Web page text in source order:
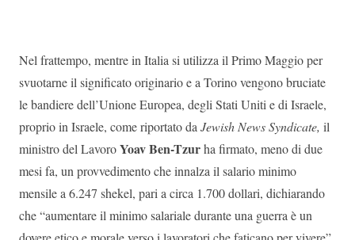
Nel frattempo, mentre in Italia si utilizza il Primo Maggio per
svuotarne il significato originario e a Torino vengono bruciate
le bandiere dell’Unione Europea, degli Stati Uniti e di Israele,
proprio in Israele, come riportato da Jewish News Syndicate, il
ministro del LavoroYoav Ben-Tzurha firmato, meno di due
mesi fa, un provvedimento che innalza il salario minimo
mensile a 6.247 shekel, pari a circa 1.700 dollari, dichiarando
che “aumentare il minimo salariale durante una guerra è un